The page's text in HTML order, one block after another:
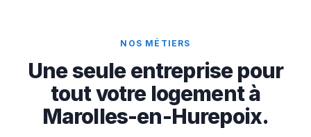
NOS MÉTIERS
Une seule entreprise pour
tout votre logement à
Marolles-en-Hurepoix.